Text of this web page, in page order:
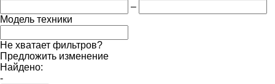
–
Модель техники
Не хватает фильтров?
Предложить изменение
Найдено:
-